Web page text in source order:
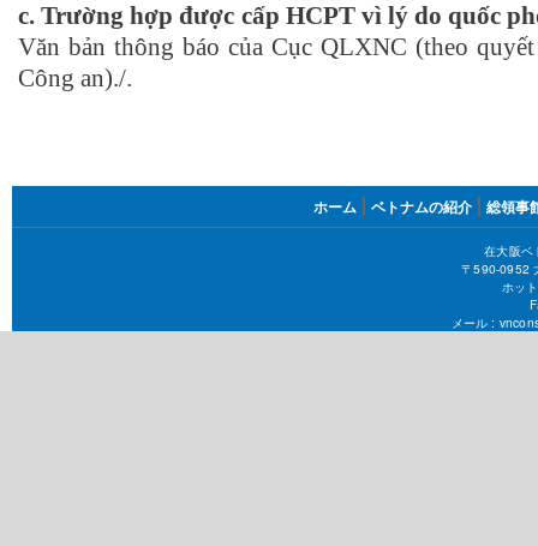
c. Trường hợp được cấp HCPT vì lý do quốc
Văn bản thông báo của Cục QLXNC (theo
Công an)./.
FOOTER
MENU
ホーム ベトナムの紹介 総領事
在大阪ベ
〒590-0952
ホッ
メール :